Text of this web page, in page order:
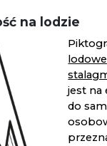
na lodzie
jest na
do